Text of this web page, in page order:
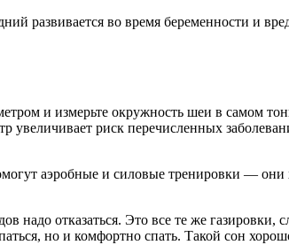
развивается во время беременности и
и измерьте окружность шеи в самом
риск перечисленных
аэробные и силовые тренировки —
отказаться. Это все те же газировки,
но и комфортно спать. Такой сон